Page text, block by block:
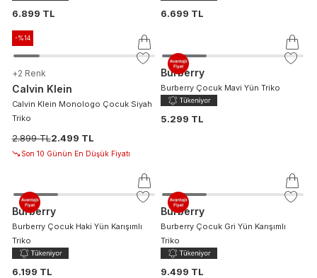
6.899 TL 6.699 TL
-%14
+2 Renk
Calvin Klein
Calvin Klein Monologo Çocuk Siyah
Triko
2.899 TL2.499 TL
Son 10 Günün En Düşük Fiyatı
Burberry
Burberry Çocuk Mavi Yün Triko
5.299 TL
Burberry
Burberry Çocuk Haki Yün Karışımlı
Triko
6.199 TL
Burberry
Burberry Çocuk Gri Yün Karışımlı
Triko
9.499 TL